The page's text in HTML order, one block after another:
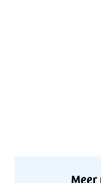
Meer